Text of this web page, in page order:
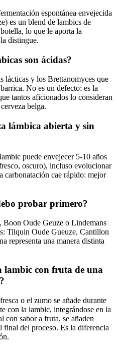
espontánea envejecida
es un blend de lambics de
lo que le aporta la
distingue.
son ácidas?
lácticas y los Brettanomyces que
No es un defecto: es la
tantos aficionados lo consideran
belga.
lámbica abierta y sin
puede envejecer 5-10 años
oscuro), incluso evolucionar
carbonatación cae rápido: mejor
probar primero?
Oude Geuze o Lindemans
Tilquin Oude Gueuze, Cantillon
representa una manera distinta
lambic con fruta de una
o el zumo se añade durante
con la lambic, integrándose en la
con sabor a fruta, se añaden
final del proceso. Es la diferencia